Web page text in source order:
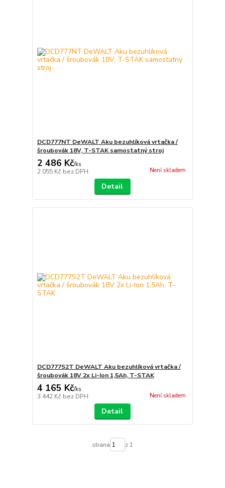
DCD777NT DeWALT Aku bezuhlíková vrtačka /
šroubovák 18V, T-STAK samostatný stroj
2 486 Kč/ks
2 055 Kč bez DPH Není skladem
Detail
DCD777S2T DeWALT Aku bezuhlíková vrtačka /
šroubovák 18V 2x Li-Ion 1,5Ah, T-STAK
4 165 Kč/ks
3 442 Kč bez DPH Není skladem
Detail
strana z 1